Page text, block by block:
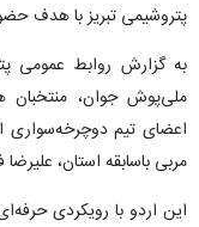
پتروشیمی تبریز با هدف
به گزارش روابط عمومی
ملی‌پوش جوان، منتخبان
اعضای تیم دوچرخه‌سواری
مربی باسابقه استان،
این اردو با رویکردی